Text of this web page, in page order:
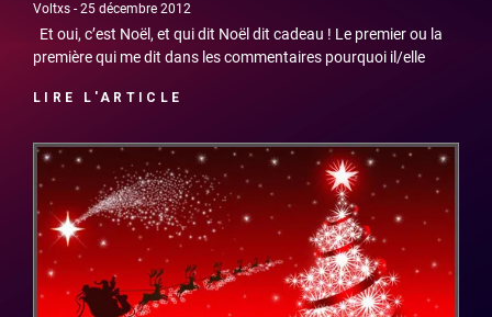
Voltxs 25 décembre 2012
Et oui, c’est Noël, et qui dit Noël dit cadeau ! Le premier ou la
première qui me dit dans les commentaires pourquoi il/elle
LIRE L'ARTICLE